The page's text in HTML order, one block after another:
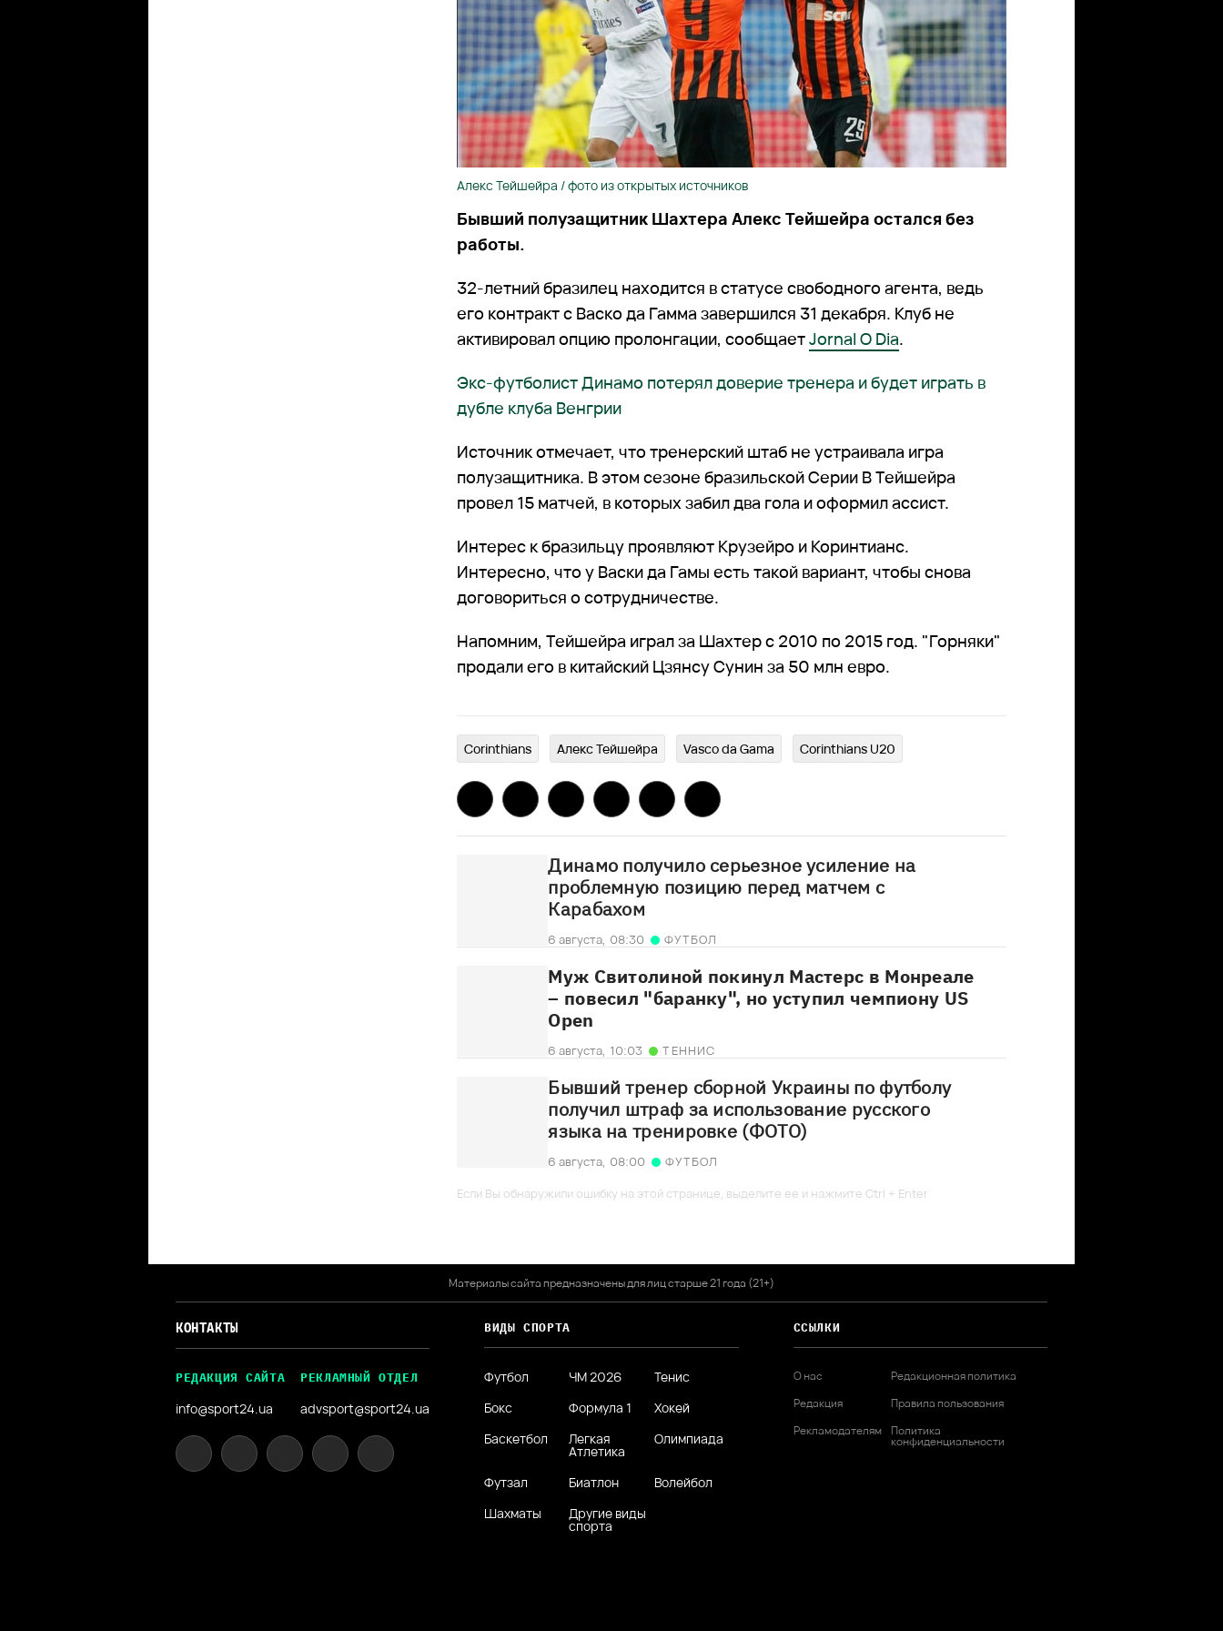
Алекс Тейшейра / фото из открытых источников
Бывший полузащитник Шахтера Алекс Тейшейра остался без
работы.
32-летний бразилец находится в статусе свободного агента, ведь
его контракт с Васко да Гамма завершился 31 декабря. Клуб не
активировал опцию пролонгации, сообщаетJornal O Dia.
Экс-футболист Динамо потерял доверие тренера и будет играть в
дубле клуба Венгрии
Источник отмечает, что тренерский штаб не устраивала игра
полузащитника. В этом сезоне бразильской Серии В Тейшейра
провел 15 матчей, в которых забил два гола и оформил ассист.
Интерес к бразильцу проявляют Крузейро и Коринтианс.
Интересно, что у Васки да Гамы есть такой вариант, чтобы снова
договориться о сотрудничестве.
Напомним, Тейшейра играл за Шахтер с 2010 по 2015 год. "Горняки"
продали его в китайский Цзянсу Сунин за 50 млн евро.
Corinthians Алекс Тейшейра Vasco da Gama Corinthians U20
Динамо получило серьезное усиление на
проблемную позицию перед матчем с
Карабахом
6 августа, 08:30 ФУТБОЛ
Муж Свитолиной покинул Мастерс в Монреале
– повесил "баранку", но уступил чемпиону US
Open
6 августа, 10:03 ТЕННИС
Бывший тренер сборной Украины по футболу
получил штраф за использование русского
языка на тренировке (ФОТО)
6 августа, 08:00
ФУТБОЛ
Если Вы обнаружили ошибку на этой странице, выделите ее и нажмите Ctrl + Enter
Материалы сайта предназначены для лиц старше 21 года (21+)
КОНТАКТЫ
РЕДАКЦИЯ САЙТА
info@sport24.ua
РЕКЛАМНЫЙ ОТДЕЛ
advsport@sport24.ua
ВИДЫ СПОРТА
Футбол ЧМ 2026
Тенис
Бокс
Формула 1
Хокей
Баскетбол
Легкая
Атлетика
Олимпиада
Футзал Биатлон
Волейбол
Шахматы
Другие виды
спорта
ССЫЛКИ
О нас
Редакция
Рекламодателям
Редакционная политика
Правила пользования
Политика
конфиденциальности